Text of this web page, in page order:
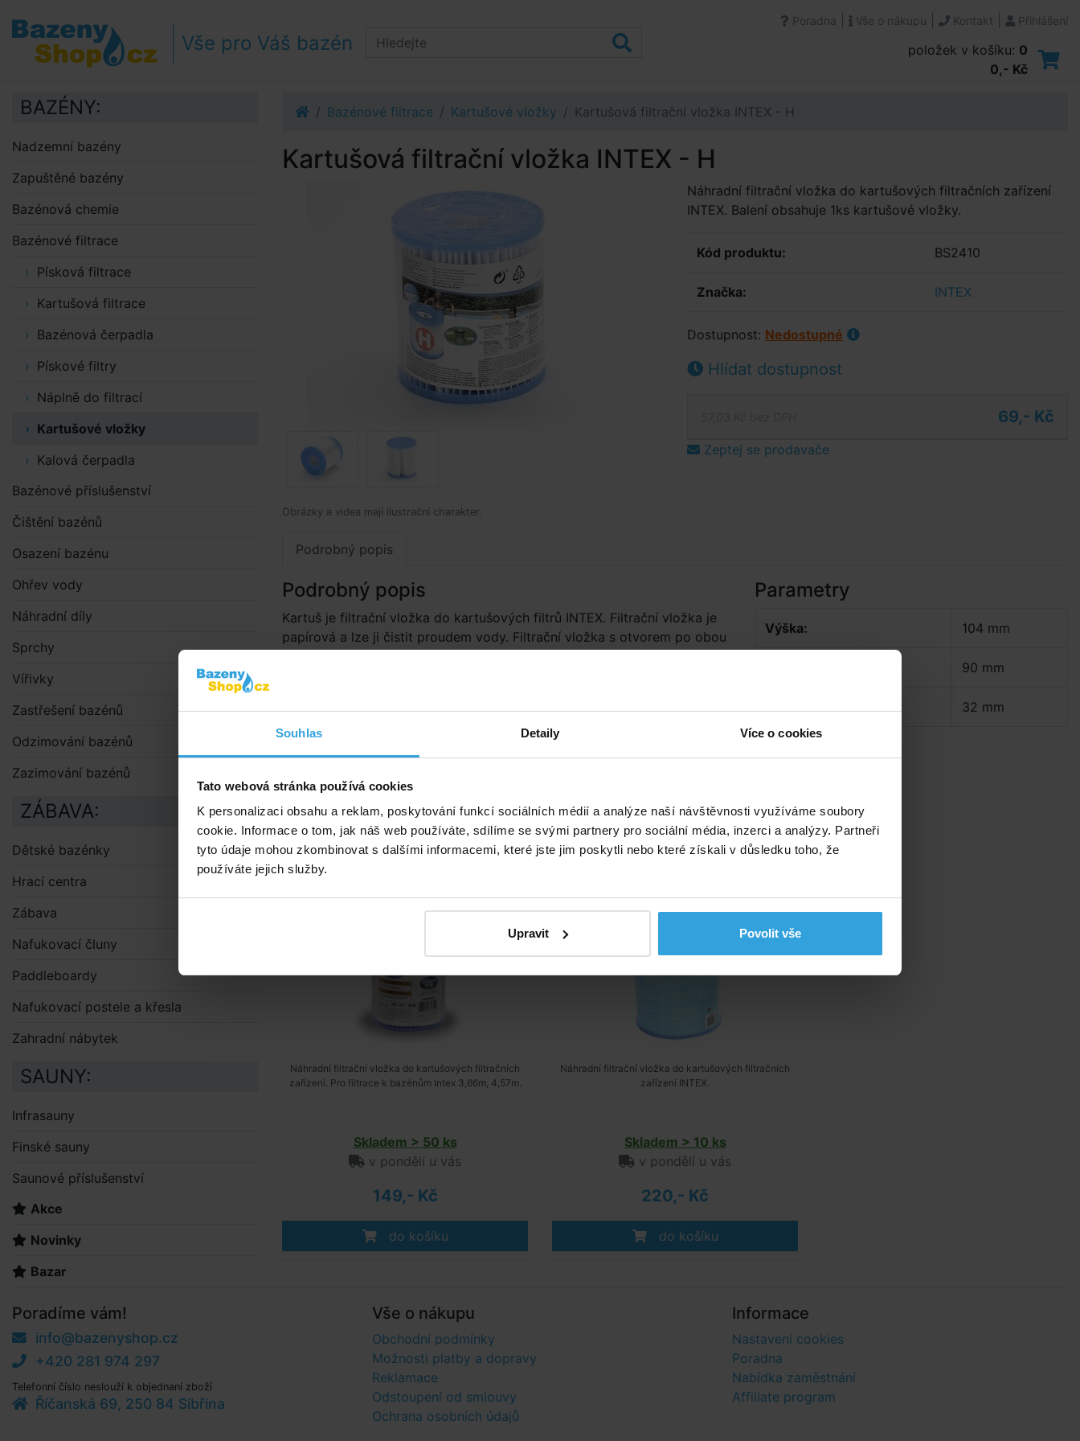
Souhlas Detaily Více o cookies
Tato webová stránka používá cookies
K personalizaci obsahu a reklam, poskytování funkcí sociálních médií a analýze naší návštěvnosti využíváme soubory
cookie. Informace o tom, jak náš web používáte, sdílíme se svými partnery pro sociální média, inzerci a analýzy. Partneři
tyto údaje mohou zkombinovat s dalšími informacemi, které jste jim poskytli nebo které získali v důsledku toho, že
používáte jejich služby.
Upravit Povolit vše
Přejít na obsah
Přejít k postrannímu sloupci
Klávesové zkratky
Vše pro Váš bazén
Poradna Vše o nákupu Kontakt Přihlášení
položek v košíku: 0
0,- Kč
Bazénové filtrace Kartušové vložky Kartušová filtrační vložka INTEX - H
Kartušová filtrační vložka INTEX - H
Obrázky a videa mají ilustrační charakter.
Náhradní filtrační vložka do kartušových filtračních zařízení
INTEX. Balení obsahuje 1ks kartušové vložky.
Kód produktu: BS2410
Značka: INTEX
Dostupnost: Nedostupné
Hlídat dostupnost
69,- Kč
Zeptej se prodavače
Podrobný popis
Podrobný popis
Kartuš je filtrační vložka do kartušových filtrů INTEX. Filtrační vložka je
papírová a lze ji čistit proudem vody. Filtrační vložka s otvorem po obou
Parametry
Výška: 104 mm
90 mm
Vnitřní průměr: 32 mm
Alternativní produkty
Náhradní filtrační vložka do kartušových filtračních
zařízení. Pro filtrace k bazénům Intex 3,66m, 4,57m.
Skladem > 50 ks
v pondělí u vás
149,- Kč
do košíku
Náhradní filtrační vložka do kartušových filtračních
zařízení INTEX.
Skladem > 10 ks
v pondělí u vás
220,- Kč
do košíku
BAZÉNY:
Nadzemní bazény
Zapuštěné bazény
Bazénová chemie
Bazénové filtrace
Písková filtrace
Kartušová filtrace
Bazénová čerpadla
Pískové filtry
Náplně do filtrací
Kartušové vložky
Kalová čerpadla
Bazénové příslušenství
Čištění bazénů
Osazení bazénu
Ohřev vody
Náhradní díly
Sprchy
Vířivky
Zastřešení bazénů
Odzimování bazénů
Zazimování bazénů
ZÁBAVA:
Dětské bazénky
Hrací centra
Zábava
Nafukovací čluny
Paddleboardy
Nafukovací postele a křesla
Zahradní nábytek
SAUNY:
Infrasauny
Finské sauny
Saunové příslušenství
Akce
Novinky
Bazar
Poradíme vám!
info@bazenyshop.cz
+420 281 974 297
Telefonní číslo neslouží k objednaní zboží
Říčanská 69, 250 84 Sibřina
Vše o nákupu
Obchodní podmínky
Možnosti platby a dopravy
Reklamace
Odstoupení od smlouvy
Ochrana osobních údajů
Informace
Nastavení cookies
Poradna
Nabídka zaměstnání
Affiliate program